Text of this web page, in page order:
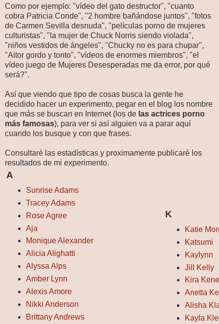
Como por ejemplo: "vídeo del gato destructor", "cuanto
cobra Patricia Conde", "2 hombre bañándose juntos", "fotos
de Carmen Sevilla desnuda", "películas porno de mujeres
culturistas", "la mujer de Chuck Norris siendo violada",
"niños vestidos de ángeles", "Chucky no es para chupar",
"Aitor gordo y tonto", "vídeos de enormes miembros", "el
vídeo juego de Mujeres Desesperadas me da error, por qué
será?".
Así que viendo que tipo de cosas busca la gente he
decidido hacer un experimento, pegar en el blog los nombre
que más se buscan en Internet (los de las actrices porno
más famosas), para ver si así alguien va a parar aquí
cuando los busque y con que frases.
Consultaré las estadísticas y proximamente publicaré los
resultados de mi experimento.
A
Sunrise Adams
Tracey Adams
Rose Agree
Aja
Monique Alexander
Alicia Alighatti
Alyssa Alps
Amber Lynn
Alexis Amore
Nikki Anderson
Brittany Andrews
K
Katie
Katsumi
Kaylynn
Jill Kelly
Kira
Anetta
Alisha
Kayla